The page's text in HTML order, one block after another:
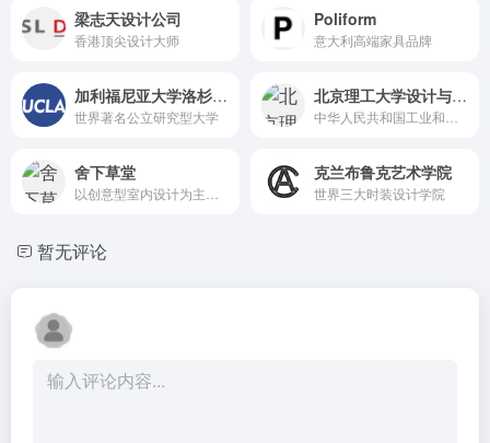
梁志天设计公司
香港顶尖设计大师
Poliform
意大利高端家具品牌
加利福尼亚大学洛杉矶分校
世界著名公立研究型大学
北京理工大学设计与艺术学院
舍下草堂 克兰布鲁克艺术学院
世界三大时装设计学院
暂无评论